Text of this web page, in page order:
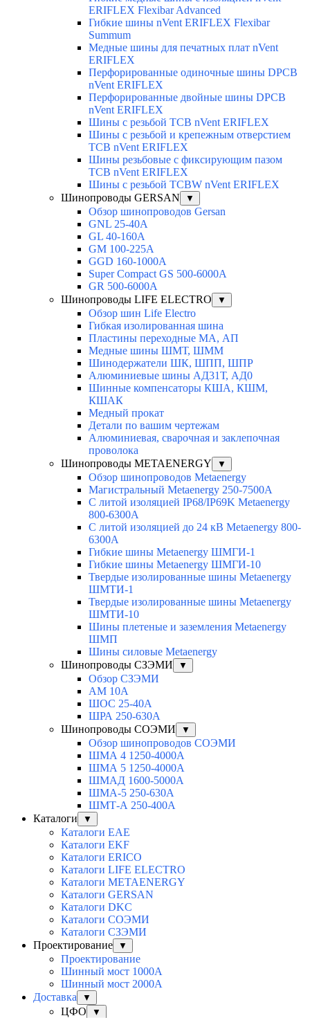
ERIFLEX Flexibar Advanced
Гибкие шины nVent ERIFLEX Flexibar
Summum
Медные шины для печатных плат nVent
ERIFLEX
Перфорированные одиночные шины DPCB
nVent ERIFLEX
Перфорированные двойные шины DPCB
nVent ERIFLEX
Шины с резьбой TCB nVent ERIFLEX
Шины с резьбой и крепежным отверстием
TCB nVent ERIFLEX
Шины резьбовые с фиксирующим пазом
TCB nVent ERIFLEX
Шины с резьбой TCBW nVent ERIFLEX
Шинопроводы GERSAN
▼
Обзор шинопроводов Gersan
GNL 25-40A
GL 40-160A
GM 100-225A
GGD 160-1000A
Super Compact GS 500-6000A
GR 500-6000A
Шинопроводы LIFE ELECTRO
▼
Обзор шин Life Electro
Гибкая изолированная шина
Пластины переходные МА, АП
Медные шины ШМТ, ШММ
Шинодержатели ШК, ШПП, ШПР
Алюминиевые шины АД31Т, АД0
Шинные компенсаторы КША, КШМ,
КШАК
Медный прокат
Детали по вашим чертежам
Алюминиевая, cварочная и заклепочная
проволока
Шинопроводы METAENERGY
▼
Обзор шинопроводов Metaenergy
Магистральный Metaenergy 250-7500A
С литой изоляцией IP68/IP69K Metaenergy
800-6300A
С литой изоляцией до 24 кВ Metaenergy 800-
6300A
Гибкие шины Metaenergy ШМГИ-1
Гибкие шины Metaenergy ШМГИ-10
Твердые изолированные шины Metaenergy
ШМТИ-1
Твердые изолированные шины Metaenergy
ШМТИ-10
Шины плетеные и заземления Metaenergy
ШМП
Шины силовые Metaenergy
Шинопроводы СЗЭМИ
▼
Обзор СЗЭМИ
АМ 10А
ШОС 25-40А
ШРА 250-630А
Шинопроводы СОЭМИ
▼
Обзор шинопроводов СОЭМИ
ШМА 4 1250-4000А
ШМА 5 1250-4000А
ШМАД 1600-5000А
ШМА-5 250-630А
ШМТ-А 250-400А
Каталоги
▼
Каталоги EAE
Каталоги EKF
Каталоги ERICO
Каталоги LIFE ELECTRO
Каталоги METAENERGY
Каталоги GERSAN
Каталоги DKC
Каталоги СОЭМИ
Каталоги СЗЭМИ
Проектирование
▼
Проектирование
Шинный мост 1000А
Шинный мост 2000А
Доставка
▼
ЦФО ▼